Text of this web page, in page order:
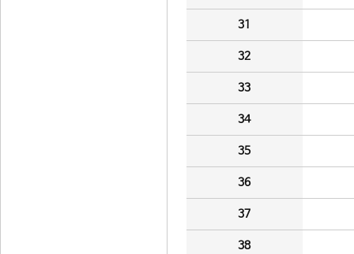
31
32
33
34
35
36
37
38